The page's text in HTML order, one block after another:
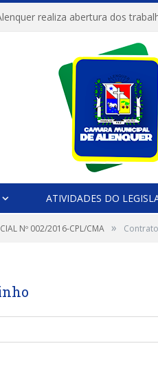
ATIVIDADES DO
Nº 002/2016-CPL/CMA »